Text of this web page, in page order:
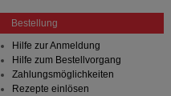
Bestellung
Hilfe zur Anmeldung
Hilfe zum Bestellvorgang
Zahlungsmöglichkeiten
Rezepte einlösen